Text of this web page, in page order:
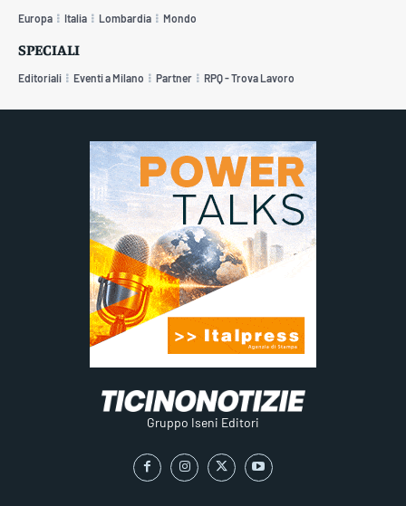
Europa Italia Lombardia Mondo
SPECIALI
Editoriali Eventi a Milano Partner RPQ - Trova Lavoro
Gruppo Iseni Editori